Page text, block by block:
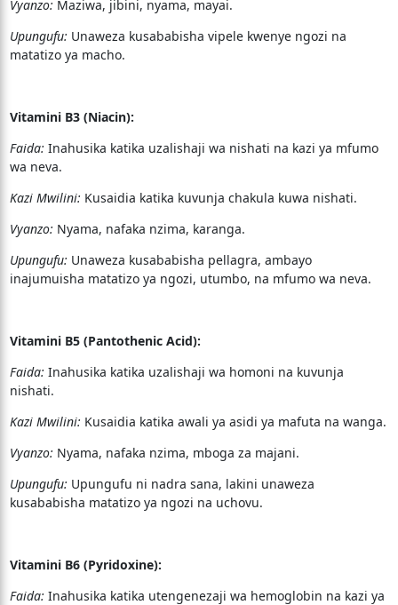
Vyanzo: Maziwa, jibini, nyama, mayai.
Upungufu: Unaweza kusababisha vipele kwenye ngozi na
matatizo ya macho.
Vitamini B3 (Niacin):
Faida: Inahusika katika uzalishaji wa nishati na kazi ya mfumo
wa neva.
Kazi Mwilini: Kusaidia katika kuvunja chakula kuwa nishati.
Vyanzo: Nyama, nafaka nzima, karanga.
Upungufu: Unaweza kusababisha pellagra, ambayo
inajumuisha matatizo ya ngozi, utumbo, na mfumo wa neva.
Vitamini B5 (Pantothenic Acid):
Faida: Inahusika katika uzalishaji wa homoni na kuvunja
nishati.
Kazi Mwilini: Kusaidia katika awali ya asidi ya mafuta na wanga.
Vyanzo: Nyama, nafaka nzima, mboga za majani.
Upungufu: Upungufu ni nadra sana, lakini unaweza
kusababisha matatizo ya ngozi na uchovu.
Vitamini B6 (Pyridoxine):
Faida: Inahusika katika utengenezaji wa hemoglobin na kazi ya